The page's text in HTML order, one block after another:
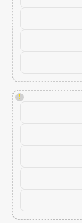
!